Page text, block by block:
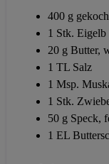
400 g
1 Stk. Eigelb
20 g Butter,
1 TL Salz
1 Msp.
1 Stk.
50 g Speck,
1 EL